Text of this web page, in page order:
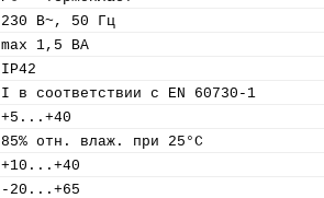
230 В~, 50 Гц
max 1,5 ВА
IP42
I в соответствии с EN 60730-1
+5...+40
85% отн. влаж. при 25°C
+10...+40
-20...+65